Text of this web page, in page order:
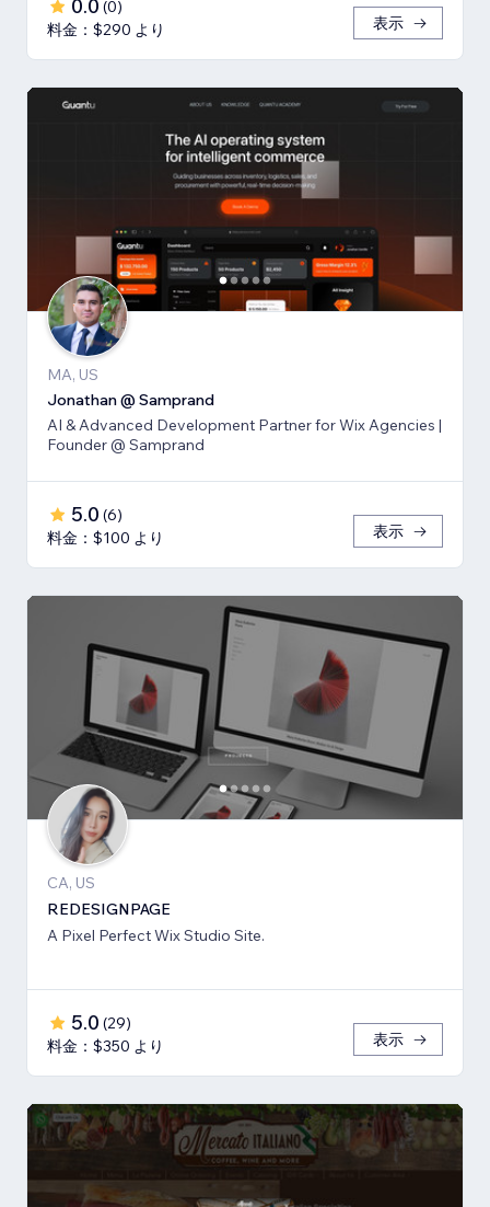
0.0 (0)
料金：$290 より
表示
MA, US
Jonathan @ Samprand
AI & Advanced Development Partner for Wix Agencies |
Founder @ Samprand
5.0 (6)
料金：$100 より
表示
CA, US
REDESIGNPAGE
A Pixel Perfect Wix Studio Site.
5.0 (29)
料金：$350 より
表示